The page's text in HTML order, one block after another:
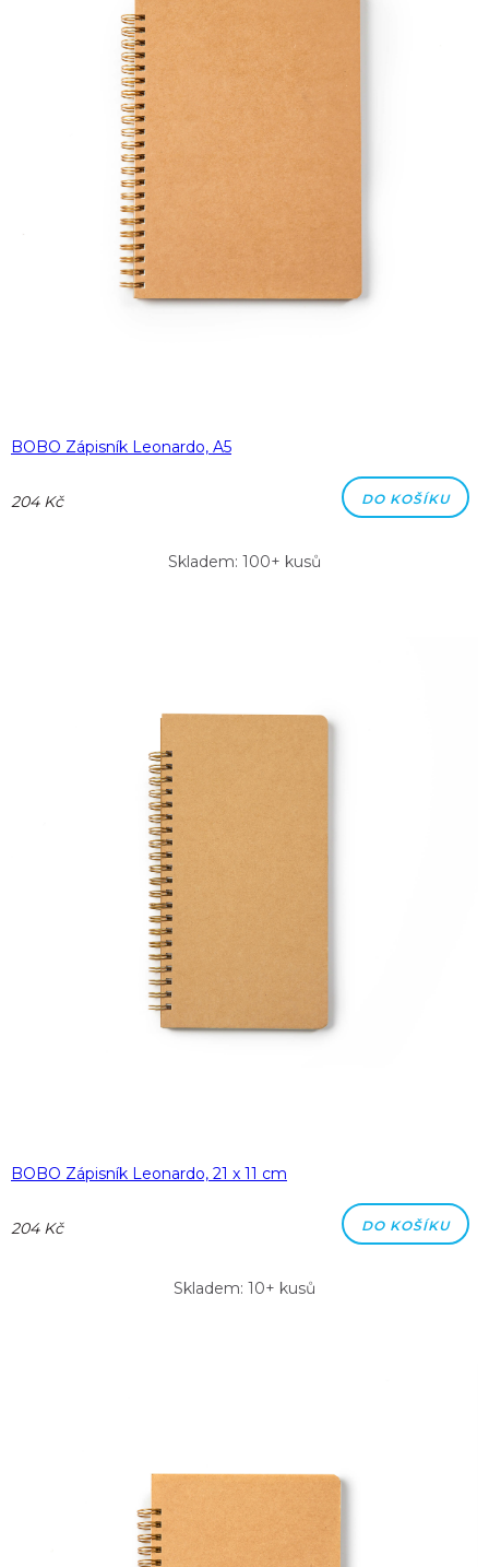
BOBO Zápisník Leonardo, A5
204 Kč DO KOŠÍKU
Skladem: 100+ kusů
BOBO Zápisník Leonardo, 21 x 11 cm
204 Kč DO KOŠÍKU
Skladem: 10+ kusů